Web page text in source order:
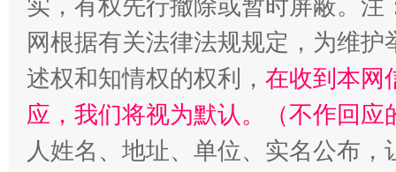
招工难、用工荒背后
实，有权先行撤除或暂时屏蔽。
网根据有关法律法规规定，为维
述权和知情权的权利， 在收到本网
应，我们将视为默认。（不作回应
人姓名、地址、单位、实名公布